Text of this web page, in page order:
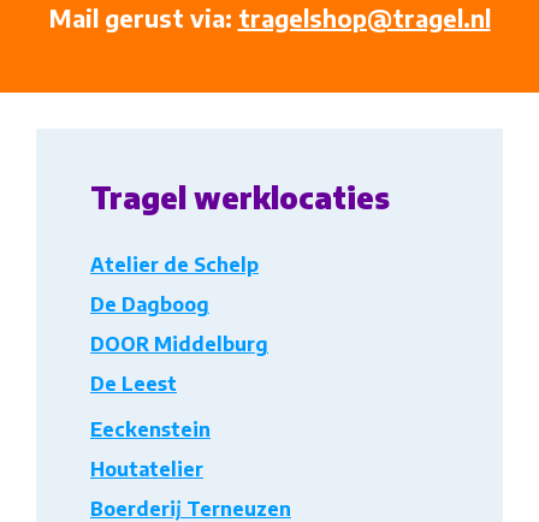
Mail gerust via: tragelshop@tragel.nl
Tragel werklocaties
Atelier de Schelp
De Dagboog
DOOR Middelburg
De Leest
Eeckenstein
Houtatelier
Boerderij Terneuzen